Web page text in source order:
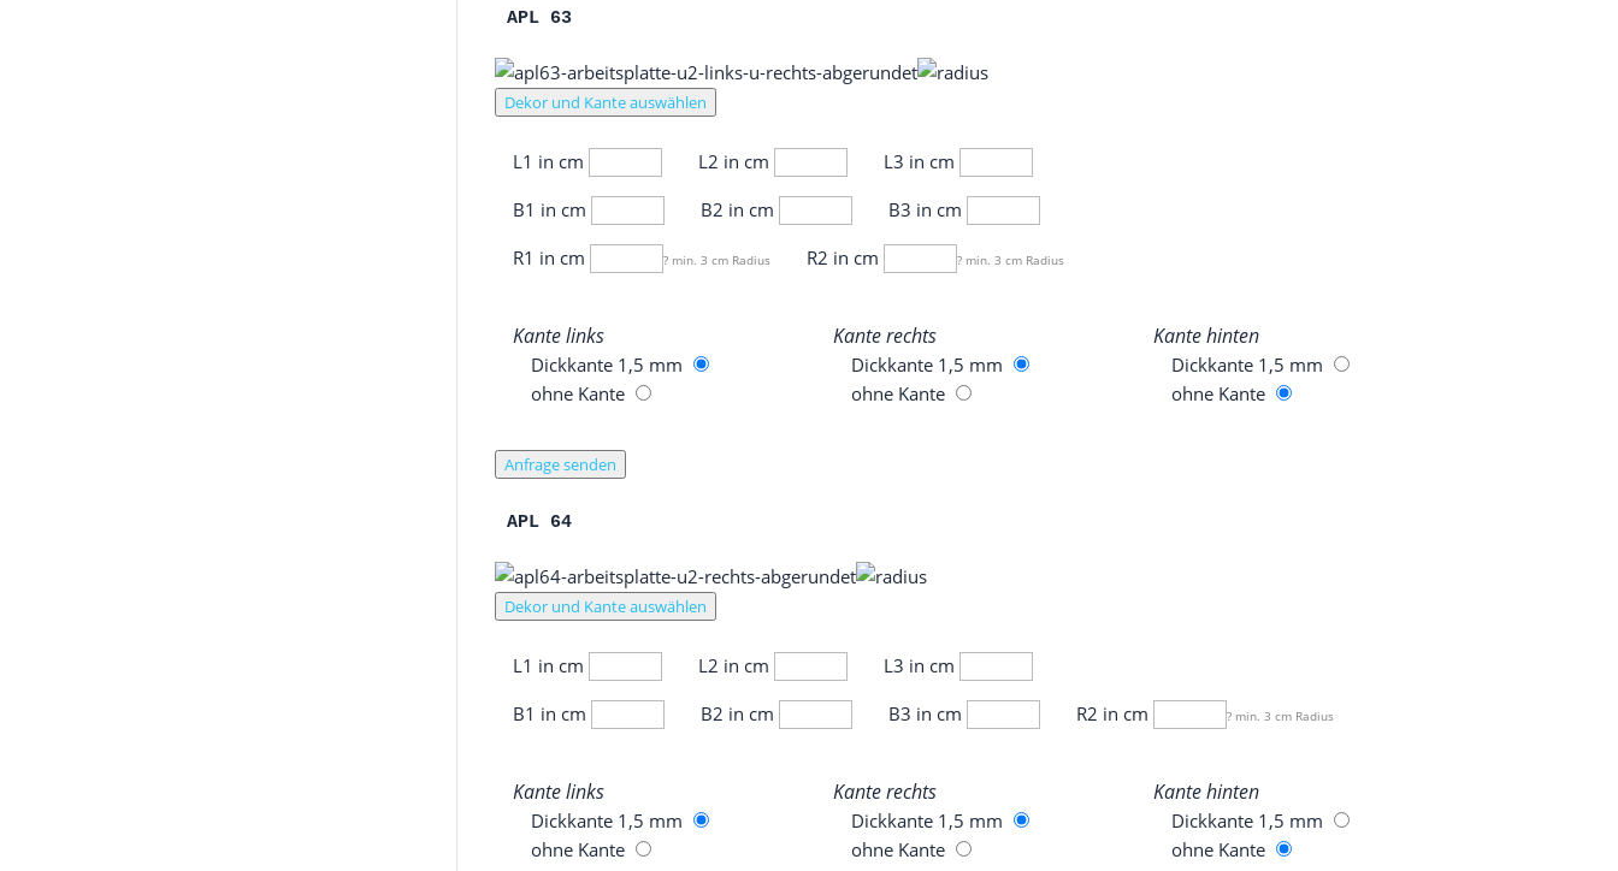
APL 63
Dekor und Kante auswählen
L1 in cm L2 in cm
L3 in cm
B1 in cm
B2 in cm
B3 in cm
R1 in cm
? min. 3 cm Radius R2 in cm ? min. 3 cm Radius
Kan­te links
Dick­kan­te 1,5 mm
ohne Kan­te
Kan­te rechts
Dick­kan­te 1,5 mm
ohne Kan­te
Kan­te hinten
Dick­kan­te 1,5 mm
ohne Kan­te
Anfrage senden
APL 64
Dekor und Kante auswählen
L1 in cm L2 in cm
L3 in cm
B1 in cm
B2 in cm B3 in cm R2 in cm ? min. 3 cm Radius
Kan­te links
Dick­kan­te 1,5 mm
ohne Kan­te
Kan­te rechts
Dick­kan­te 1,5 mm
ohne Kan­te
Kan­te hinten
Dick­kan­te 1,5 mm
ohne Kan­te